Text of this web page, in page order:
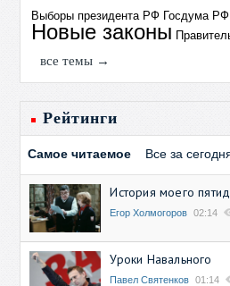
Выборы президента РФ Госдума РФ
Новые законы
все темы →
Рейтинги
Самое читаемое Все за
История моего
Егор Холмогоров 02:14
Уроки Навального
Павел Святенков 01:14